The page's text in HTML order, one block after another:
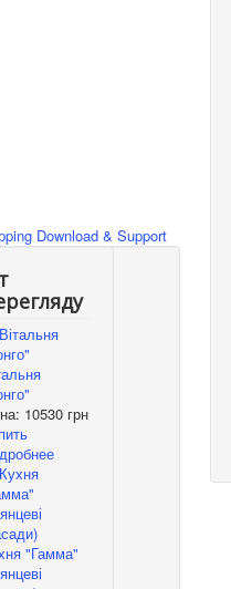
Download & Support
10530 грн
"Гамма"